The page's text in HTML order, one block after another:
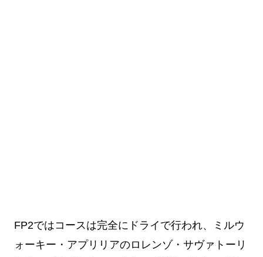
FP2ではコースは完全にドライで行われ、ミルウ
ォーキー・アプリリアのロレンゾ・サヴァトーリ